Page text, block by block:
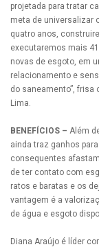
projetada para tratar
meta de universalizar
quatro anos,
executaremos mais
novas de esgoto, em
relacionamento e
do saneamento”, frisa
Lima.
BENEFÍCIOS – Além
ainda traz ganhos
consequentes
de ter contato com
ratos e baratas e os
vantagem é a
de água e esgoto
Diana Araújo é líder